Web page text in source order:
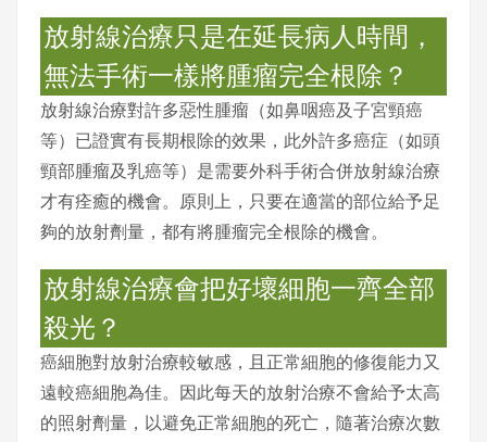
放射線治療只是在延長病人時間，
無法手術一樣將腫瘤完全根除？
放射線治療對許多惡性腫瘤（如鼻咽癌及子宮頸癌
等）已證實有長期根除的效果，此外許多癌症（如頭
頸部腫瘤及乳癌等）是需要外科手術合併放射線治療
才有痊癒的機會。原則上，只要在適當的部位給予足
夠的放射劑量，都有將腫瘤完全根除的機會。
放射線治療會把好壞細胞一齊全部
殺光？
癌細胞對放射治療較敏感，且正常細胞的修復能力又
遠較癌細胞為佳。因此每天的放射治療不會給予太高
的照射劑量，以避免正常細胞的死亡，隨著治療次數